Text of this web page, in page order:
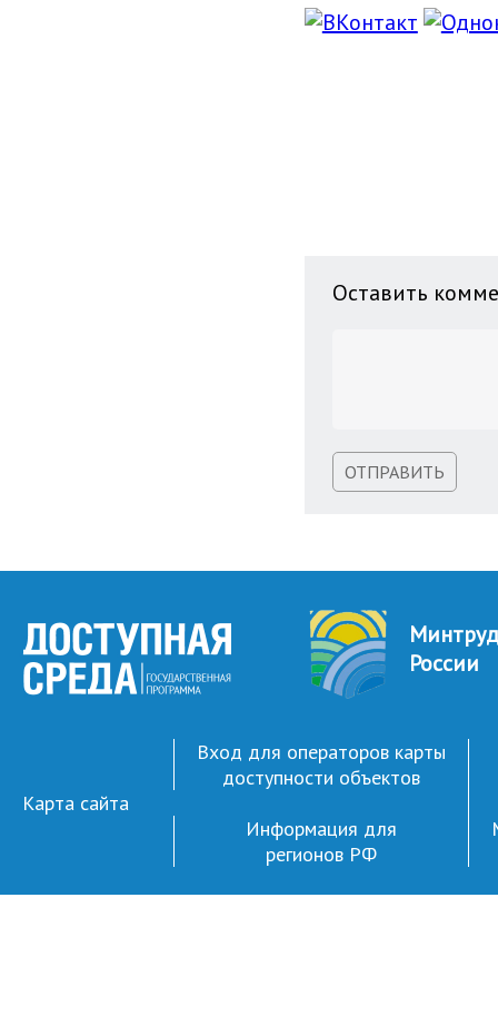
Оставить
ОТПРАВИТЬ
Минтруд
России
Карта сайта
Вход для операторов карты
доступности объектов
Информация для
регионов РФ